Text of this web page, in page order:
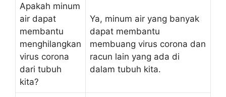
Apakah minum
air dapat
membantu
menghilangkan
virus corona
dari tubuh
kita?
Ya, minum air yang banyak
dapat membantu
membuang virus corona dan
racun lain yang ada di
dalam tubuh kita.